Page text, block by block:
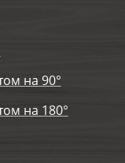
на 90°
на 180°